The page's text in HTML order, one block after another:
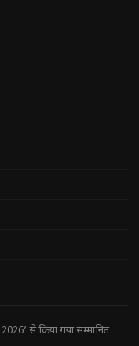
से किया गया सम्मानित